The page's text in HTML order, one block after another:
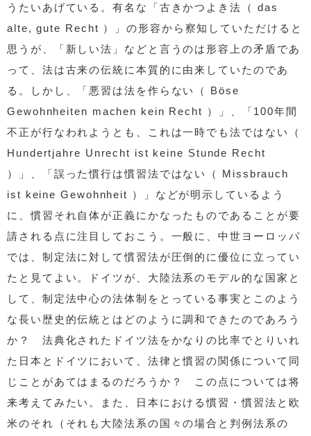
うたいあげている。有名な「古きかつよき法（ das
alte, gute Recht ）」の形容から察知していただけると
思うが、「新しい法」などと言うのは形容上の矛盾であ
って、法は古来の伝統に本質的に由来していたのであ
る。しかし、「悪習は法を作らない（ Böse
Gewohnheiten machen kein Recht ）」、「100年間
不正が行なわれようとも、これは一時でも法ではない（
Hundertjahre Unrecht ist keine Stunde Recht
）」、「誤った慣行は慣習法ではない（ Missbrauch
ist keine Gewohnheit ）」などが明示しているよう
に、慣習それ自体が正義にかなったものであることが要
請される点に注目しておこう。一般に、中世ヨーロッパ
では、制定法に対して慣習法が圧倒的に優位に立ってい
たと見てよい。ドイツが、大陸法系のモデル的な国家と
して、制定法中心の法体制をとっている事実とこのよう
な長い歴史的伝統とはどのように調和できたのであろう
か？ 法典化されたドイツ法をかなりの比率でとりいれ
た日本とドイツにおいて、法律と慣習の関係について同
じことがあてはまるのだろうか？ この点については将
来考えてみたい。また、日本における慣習・慣習法と欧
米のそれ（それも大陸法系の国々の場合と判例法系の